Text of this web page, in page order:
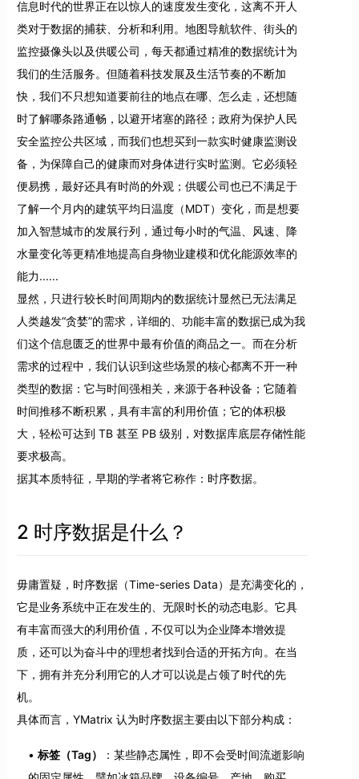
信息时代的世界正在以惊人的速度发生变化，这离不开人
类对于数据的捕获、分析和利用。地图导航软件、街头的
监控摄像头以及供暖公司，每天都通过精准的数据统计为
我们的生活服务。但随着科技发展及生活节奏的不断加
快，我们不只想知道要前往的地点在哪、怎么走，还想随
时了解哪条路通畅，以避开堵塞的路径；政府为保护人民
安全监控公共区域，而我们也想买到一款实时健康监测设
备，为保障自己的健康而对身体进行实时监测。它必须轻
便易携，最好还具有时尚的外观；供暖公司也已不满足于
了解一个月内的建筑平均日温度（MDT）变化，而是想要
加入智慧城市的发展行列，通过每小时的气温、风速、降
水量变化等更精准地提高自身物业建模和优化能源效率的
能力......
显然，只进行较长时间周期内的数据统计显然已无法满足
人类越发“贪婪”的需求，详细的、功能丰富的数据已成为我
们这个信息匮乏的世界中最有价值的商品之一。而在分析
需求的过程中，我们认识到这些场景的核心都离不开一种
类型的数据：它与时间强相关，来源于各种设备；它随着
时间推移不断积累，具有丰富的利用价值；它的体积极
大，轻松可达到 TB 甚至 PB 级别，对数据库底层存储性能
要求极高。
据其本质特征，早期的学者将它称作：时序数据。
2 时序数据是什么？
毋庸置疑，时序数据（Time-series Data）是充满变化的，
它是业务系统中正在发生的、无限时长的动态电影。它具
有丰富而强大的利用价值，不仅可以为企业降本增效提
质，还可以为奋斗中的理想者找到合适的开拓方向。在当
下，拥有并充分利用它的人才可以说是占领了时代的先
机。
具体而言，YMatrix 认为时序数据主要由以下部分构成：
标签（Tag）
：某些静态属性，即不会受时间流逝影响